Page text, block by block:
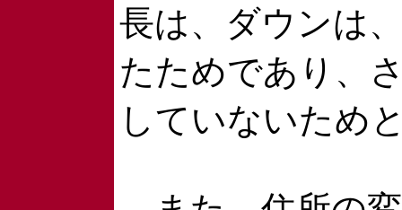
長は、ダウンは
たためであり、
していないため